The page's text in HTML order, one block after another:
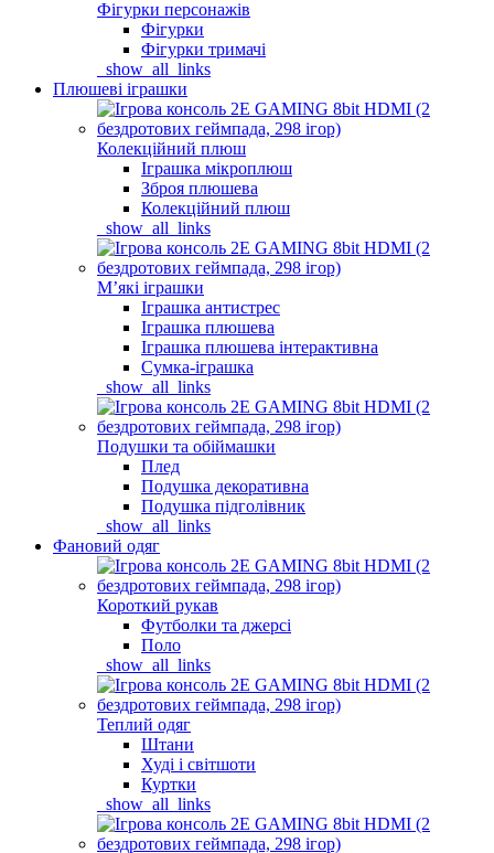
Фігурки персонажів
Фігурки
Фігурки тримачі
_show_all_links
Плюшеві іграшки
Колекційний плюш
Іграшка мікроплюш
Зброя плюшева
Колекційний плюш
_show_all_links
Мʼякі іграшки
Іграшка антистрес
Іграшка плюшева
Іграшка плюшева інтерактивна
Сумка-іграшка
_show_all_links
Подушки та обіймашки
Плед
Подушка декоративна
Подушка підголівник
_show_all_links
Фановий одяг
Короткий рукав
Футболки та джерсі
Поло
_show_all_links
Теплий одяг
Штани
Худі і світшоти
Куртки
_show_all_links